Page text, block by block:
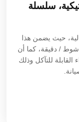
سلسلة
حيث يضمن هذا
النظام موثوقية عالية وبسرعة عالية تبلغ 100 شوط / دقيقة، كما أن
للتآكل وذلك